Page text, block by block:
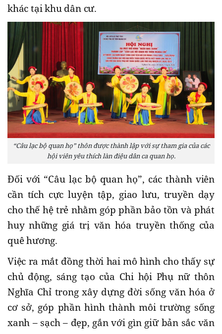
khác tại khu dân cư.
“Câu lạc bộ quan họ” thôn được thành lập với sự tham gia của các
hội viên yêu thích làn điệu dân ca quan họ.
Đối với “Câu lạc bộ quan họ”, các thành viên
cần tích cực luyện tập, giao lưu, truyền dạy
cho thế hệ trẻ nhằm góp phần bảo tồn và phát
huy những giá trị văn hóa truyền thống của
quê hương.
Việc ra mắt đồng thời hai mô hình cho thấy sự
chủ động, sáng tạo của Chi hội Phụ nữ thôn
Nghĩa Chỉ trong xây dựng đời sống văn hóa ở
cơ sở, góp phần hình thành môi trường sống
xanh – sạch – đẹp, gắn với gìn giữ bản sắc văn